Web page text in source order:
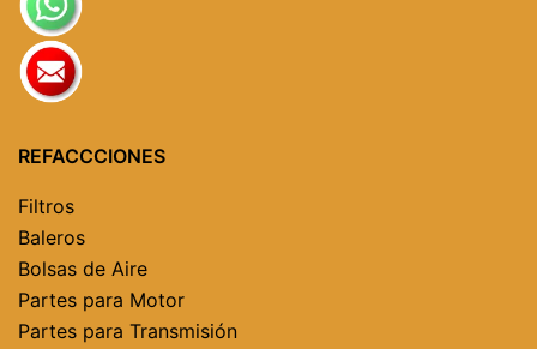
REFACCCIONES
Filtros
Baleros
Bolsas de Aire
Partes para Motor
Partes para Transmisión